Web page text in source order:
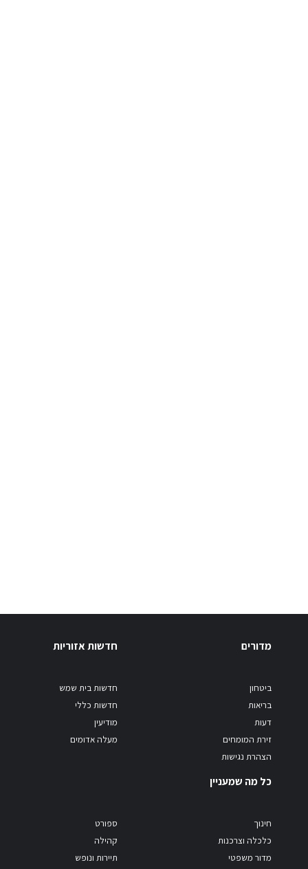
מדורים
ביטחון
בריאות
דעות
זירת המומחים
הצהרת נגישות
חדשות אזוריות
חדשות בית שמש
חדשות כללי
מודיעין
מעלה אדומים
כל מה שמעניין
חינוך
כלכלה וצרכנות
מדור משפטי
ספורט
קהילה
תיירות ונופש